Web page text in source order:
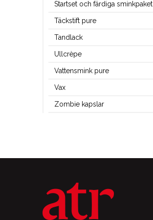
Startset och färdiga sminkpaket
Täckstift pure
Tandlack
Ullcrèpe
Vattensmink pure
Vax
Zombie kapslar